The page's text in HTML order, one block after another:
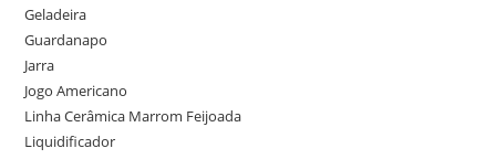
Geladeira
Guardanapo
Jarra
Jogo Americano
Linha Cerâmica Marrom Feijoada
Liquidificador